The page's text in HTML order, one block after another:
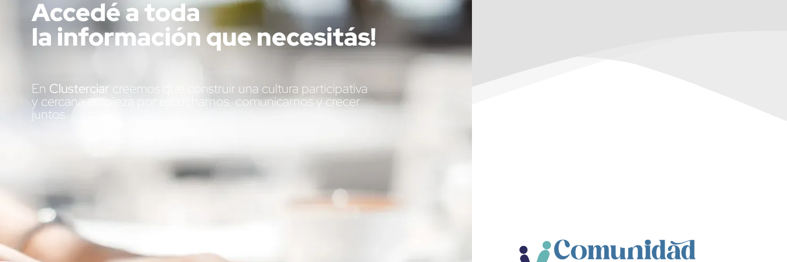
Accedé a toda
la información que necesitás!
En Clusterciar creemos que construir una cultura participativa
y cercana empieza por escucharnos, comunicarnos y crecer
juntos.